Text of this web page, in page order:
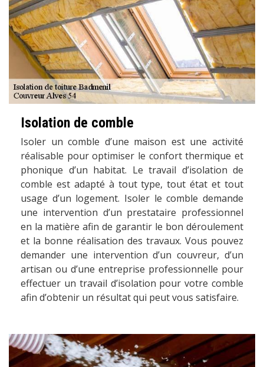
Isolation de comble
Isoler un comble d’une maison est une activité
réalisable pour optimiser le confort thermique et
phonique d’un habitat. Le travail d’isolation de
comble est adapté à tout type, tout état et tout
usage d’un logement. Isoler le comble demande
une intervention d’un prestataire professionnel
en la matière afin de garantir le bon déroulement
et la bonne réalisation des travaux. Vous pouvez
demander une intervention d’un couvreur, d’un
artisan ou d’une entreprise professionnelle pour
effectuer un travail d’isolation pour votre comble
afin d’obtenir un résultat qui peut vous satisfaire.